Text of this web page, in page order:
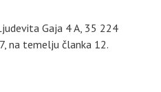
Gaja 4 A, 35 224
na temelju članka 12.